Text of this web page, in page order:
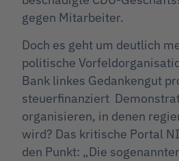
gegen Mitarbeiter.
Doch es geht um deutlich
politische
Bank linkes Gedankengut
steuerfinanziert
organisieren, in denen
wird? Das kritische Portal
den Punkt: „Die